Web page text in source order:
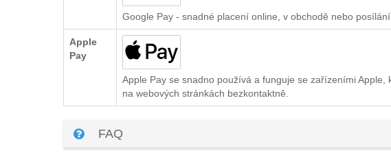
Google Pay - snadné placení online, v obchodě nebo
Apple
Pay
Apple Pay se snadno používá a funguje se zařízeními
na webových stránkách bezkontaktně.
FAQ